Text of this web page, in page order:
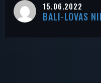
15.06.2022
BALI-LOVAS